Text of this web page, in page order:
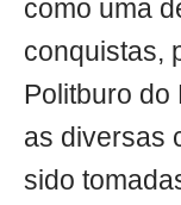
como uma
conquistas,
Politburo do
as diversas
sido